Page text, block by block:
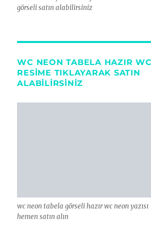
görseli satın alabilirsiniz
WC NEON TABELA HAZIR
RESIME TIKLAYARAK SATIN
ALABILIRSINIZ
wc neon tabela görseli hazır wc neon yazısı
hemen satın alın